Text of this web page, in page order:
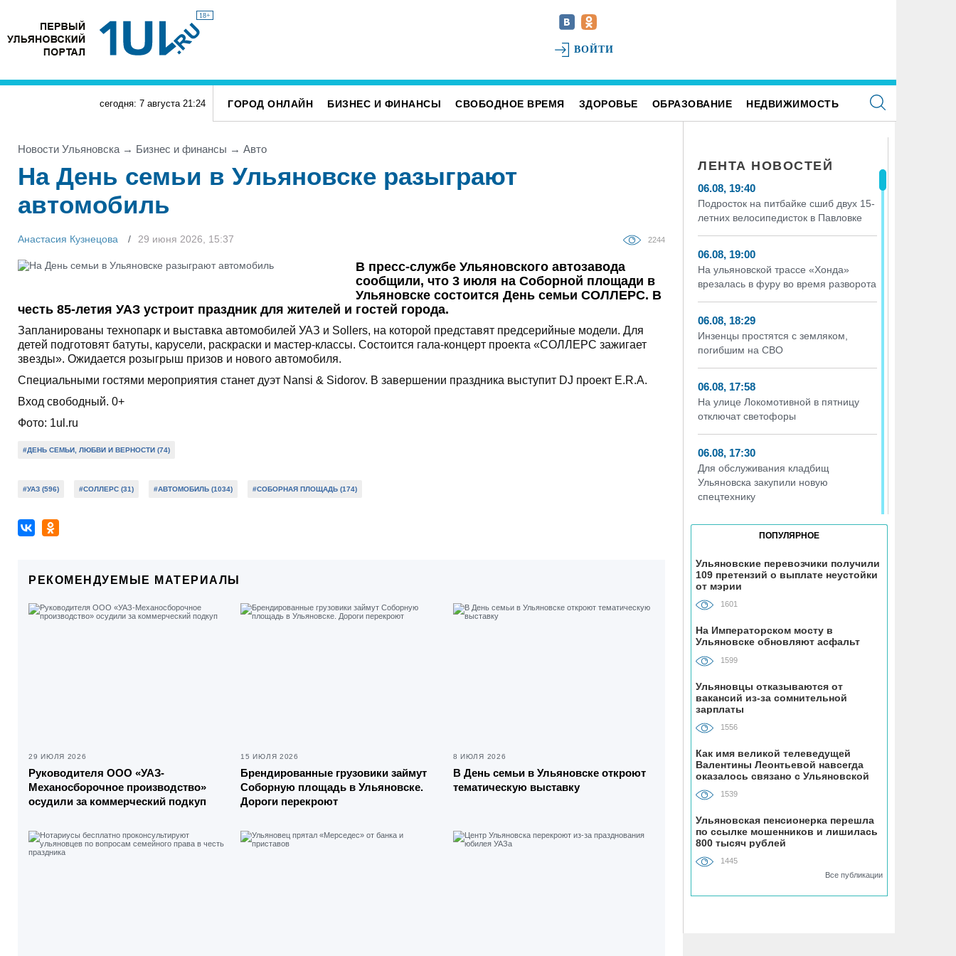
18+
ВОЙТИ
сегодня: 7 августа 21:24 ГОРОД ОНЛАЙН БИЗНЕС И ФИНАНСЫ СВОБОДНОЕ ВРЕМЯ ЗДОРОВЬЕ ОБРАЗОВАНИЕ НЕДВИЖИМОСТЬ
Новости Ульяновска → Бизнес и финансы → Авто
На День семьи в Ульяновске разыграют
автомобиль
Анастасия Кузнецова 29 июня 2026, 15:37 2244
В пресс-службе Ульяновского автозавода
сообщили, что 3 июля на Соборной площади в
Ульяновске состоится День семьи СОЛЛЕРС. В
честь 85-летия УАЗ устроит праздник для жителей и гостей города.
Запланированы технопарк и выставка автомобилей УАЗ и Sollers, на которой представят предсерийные модели. Для
детей подготовят батуты, карусели, раскраски и мастер-классы. Состоится гала-концерт проекта «СОЛЛЕРС зажигает
звезды». Ожидается розыгрыш призов и нового автомобиля.
Специальными гостями мероприятия станет дуэт Nansi & Sidorov. В завершении праздника выступит DJ проект E.R.A.
Вход свободный. 0+
Фото: 1ul.ru
#ДЕНЬ СЕМЬИ, ЛЮБВИ И ВЕРНОСТИ (74)
#УАЗ (596) #СОЛЛЕРС (31) #АВТОМОБИЛЬ (1034) #СОБОРНАЯ ПЛОЩАДЬ (174)
РЕКОМЕНДУЕМЫЕ МАТЕРИАЛЫ
29 ИЮЛЯ 2026
Руководителя ООО «УАЗ-
Механосборочное производство»
осудили за коммерческий подкуп
15 ИЮЛЯ 2026
Брендированные грузовики займут
Соборную площадь в Ульяновске.
Дороги перекроют
8 ИЮЛЯ 2026
В День семьи в Ульяновске откроют
тематическую выставку
ЛЕНТА НОВОСТЕЙ
06.08, 19:40
Подросток на питбайке сшиб двух 15-
летних велосипедисток в Павловке
06.08, 19:00
На ульяновской трассе «Хонда»
врезалась в фуру во время разворота
06.08, 18:29
Инзенцы простятся с земляком,
погибшим на СВО
06.08, 17:58
На улице Локомотивной в пятницу
отключат светофоры
06.08, 17:30
Для обслуживания кладбищ
Ульяновска закупили новую
спецтехнику
смена категорий кешбэка создает
волны спроса
06.08, 17:00
В ульяновской школе №7
устанавливают «умные» тренажёры с
QR-кодами
06.08, 16:22
В Ульяновске на месяц перекрыли
участок улицы Ефремова
06.08, 15:59
На здании травмпункта в Ульяновске
появилась мемориальная доска в
честь Рылеева
06.08, 15:29
Прокурор Теребунов нашёл
нарушения в ульяновской колонии
ПОПУЛЯРНОЕ
Ульяновские перевозчики получили
109 претензий о выплате неустойки
от мэрии
1601
На Императорском мосту в
Ульяновске обновляют асфальт
1599
Ульяновцы отказываются от
вакансий из-за сомнительной
зарплаты
1556
Как имя великой телеведущей
Валентины Леонтьевой навсегда
оказалось связано с Ульяновской
областью
1539
Ульяновская пенсионерка перешла
по ссылке мошенников и лишилась
800 тысяч рублей
1445
Все публикации